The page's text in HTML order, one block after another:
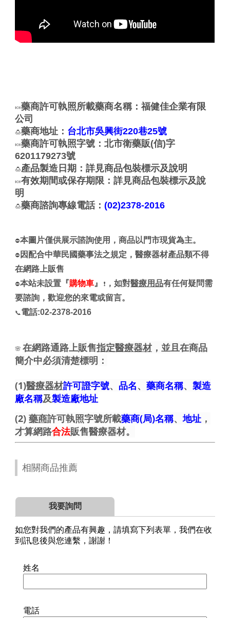
🍬藥商許可執照所載藥商名稱：福健佳企業有限
公司
🍮藥商地址： 台北市吳興街220巷25號
🍬藥商許可執照字號：北市衛藥販(信)字
6201179273號
🍮產品製造日期：詳見商品包裝標示及說明
🍬有效期間或保存期限：詳見商品包裝標示及說
明
🍮藥商諮詢專線電話：(02)2378-2016
⛔本圖片僅供展示諮詢使用，商品以門市現貨為主。
⛔ 因配合中華民國藥事法之規定，醫療器材產品類不得
在網路上販售
⛔本站未設置『購物車 』 ❗ ，如對醫療用品有任何疑問需
要諮詢，歡迎您的來電或留言。
📞電話:02-2378-2016
🌸在網路通路上販售指定醫療器材 ，並且在商品
簡介中必須清楚標明：
(1)醫療器材許可證字號、 品名、藥商名稱、製造
廠名稱及製造廠地址
(2)藥商許可執照字號所載藥商(局)名稱、地址 ，
才算網路合法販售醫療器材。
相關商品推薦
我要詢問
如您對我們的產品有興趣，請填寫下列表單，我們在收
到訊息後與您連繫，謝謝！
姓名
電話